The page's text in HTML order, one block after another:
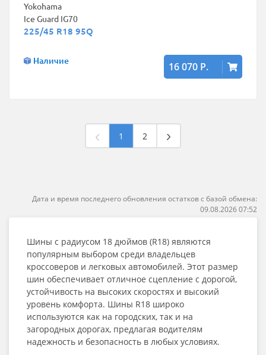
Yokohama
Ice Guard IG70
225/45 R18 95Q
Наличие 16 070 Р.
1 2
Дата и время последнего обновления остатков с базой обмена:
09.08.2026 07:52
Шины с радиусом 18 дюймов (R18) являются
популярным выбором среди владельцев
кроссоверов и легковых автомобилей. Этот размер
шин обеспечивает отличное сцепление с дорогой,
устойчивость на высоких скоростях и высокий
уровень комфорта. Шины R18 широко
используются как на городских, так и на
загородных дорогах, предлагая водителям
надежность и безопасность в любых условиях.